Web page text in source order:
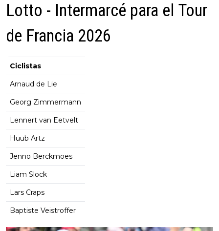
Lotto - Intermarcé para el Tour
de Francia 2026
Ciclistas
Arnaud de Lie
Georg Zimmermann
Lennert van Eetvelt
Huub Artz
Jenno Berckmoes
Liam Slock
Lars Craps
Baptiste Veistroffer